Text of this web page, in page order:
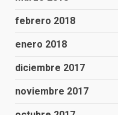
febrero 2018
enero 2018
diciembre 2017
noviembre 2017